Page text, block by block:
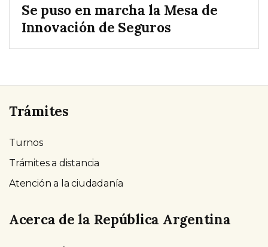
Se puso en marcha la Mesa de
Innovación de Seguros
Trámites
Turnos
Trámites a distancia
Atención a la ciudadanía
Acerca de la República Argentina